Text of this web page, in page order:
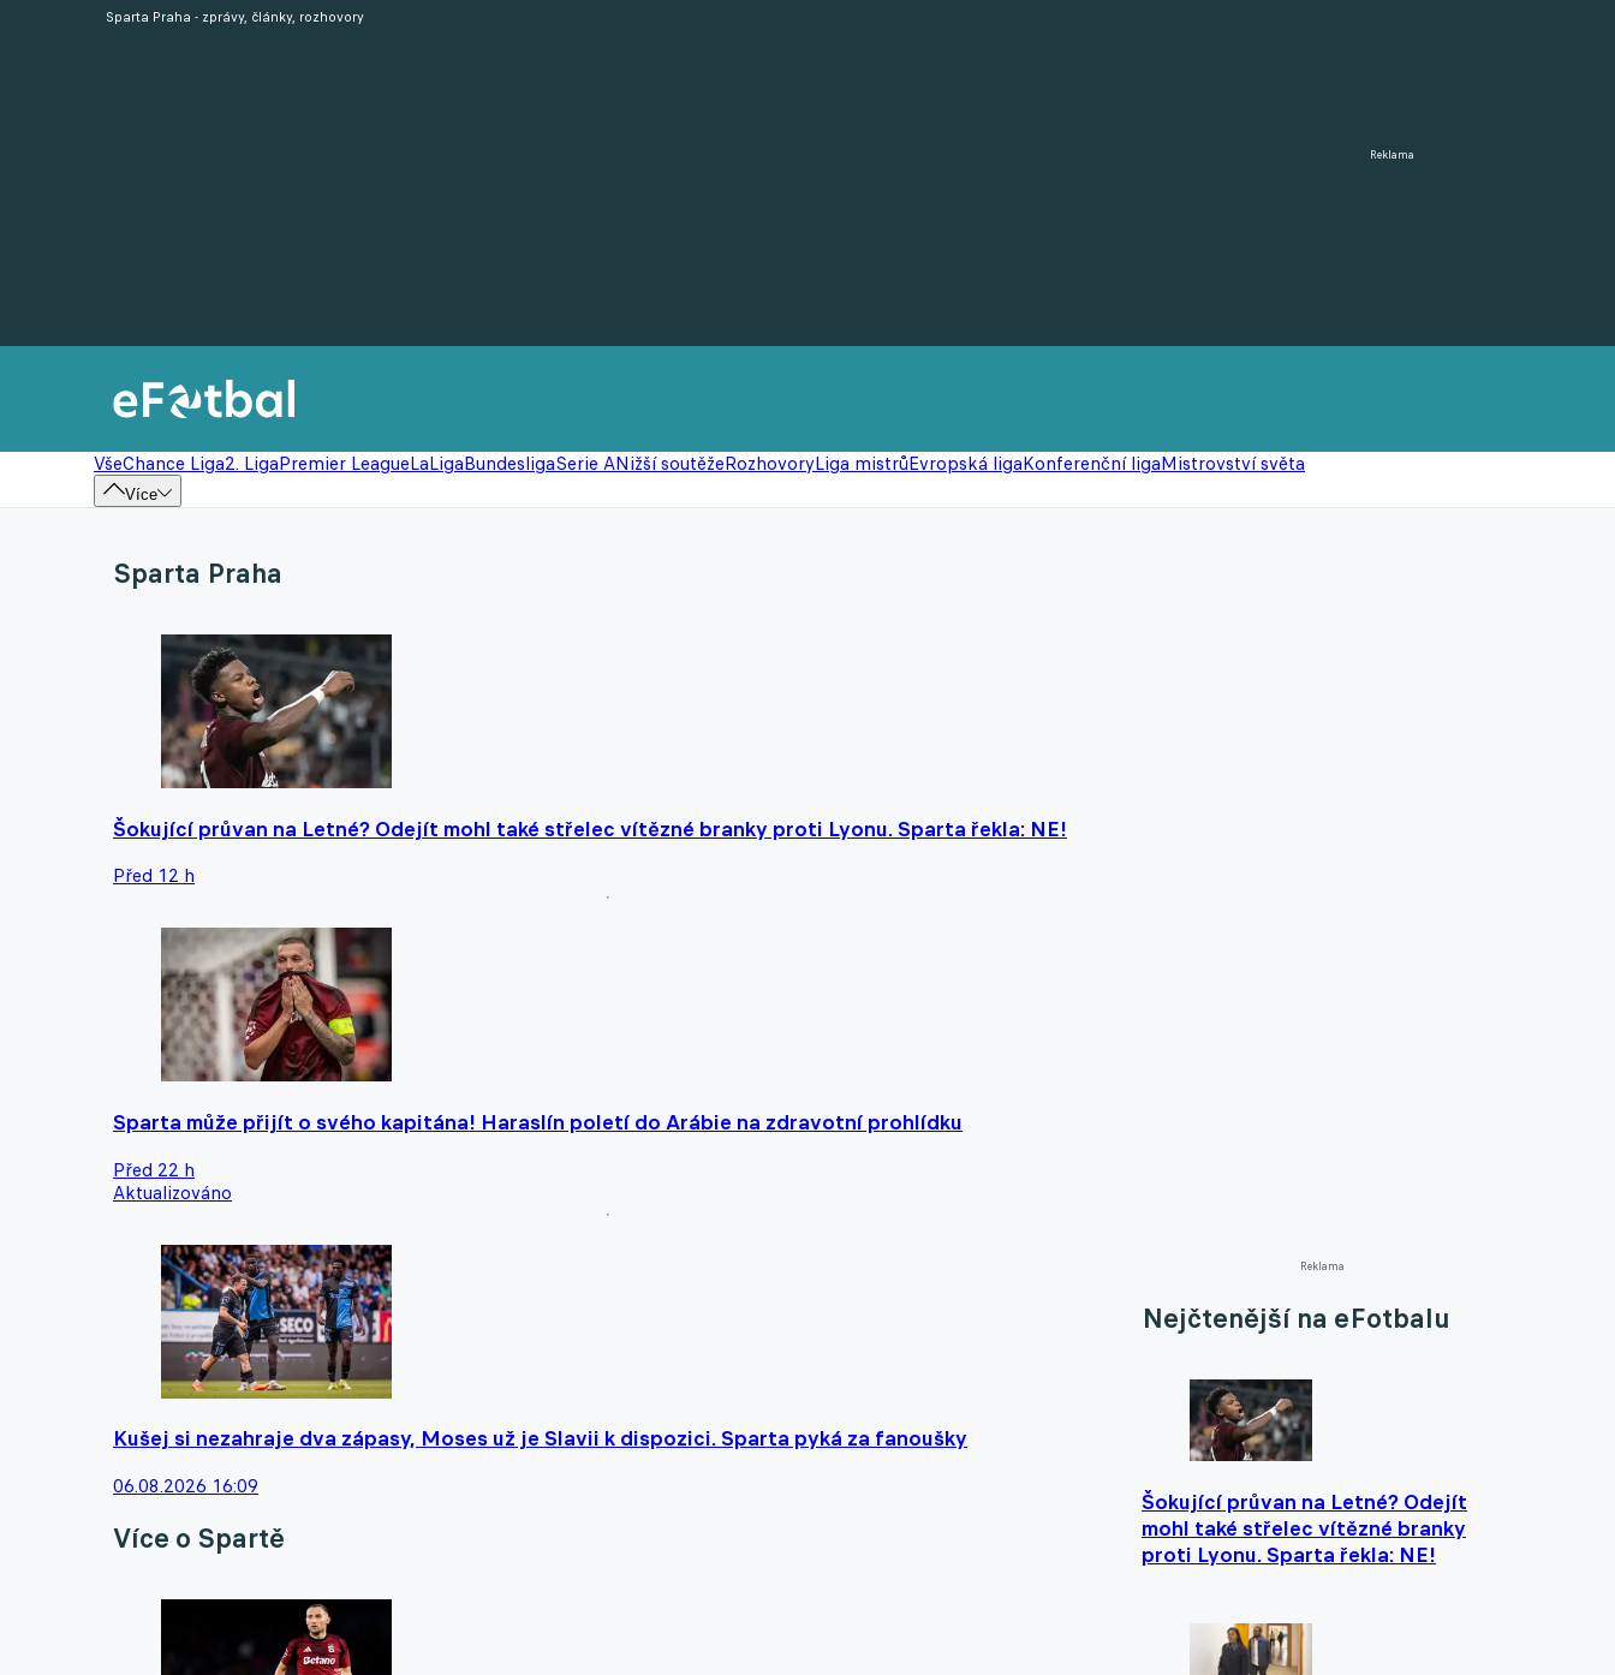
Reklama
VšeChance Liga2. LigaPremier LeagueLaLigaBundesligaSerie ANižší soutěžeRozhovoryLiga mistrůEvropská ligaKonferenční ligaMistrovství světa
Více
Sparta Praha - zprávy, články, rozhovory
Sparta Praha
Šokující průvan na Letné? Odejít mohl také střelec vítězné branky proti Lyonu. Sparta řekla: NE!
Před 12 h
Sparta může přijít o svého kapitána! Haraslín poletí do Arábie na zdravotní prohlídku
Před 22 h
Aktualizováno
Kušej si nezahraje dva zápasy, Moses už je Slavii k dispozici. Sparta pyká za fanoušky
06.08.2026 16:09
Více o Spartě
Reklama
Nejčtenější na eFotbalu
Šokující průvan na Letné? Odejít
mohl také střelec vítězné branky
proti Lyonu. Sparta řekla: NE!